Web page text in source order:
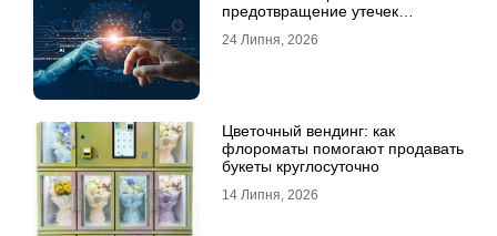
предотвращение утечек
24 Липня, 2026
Цветочный вендинг: как
флороматы помогают продавать
букеты круглосуточно
14 Липня, 2026